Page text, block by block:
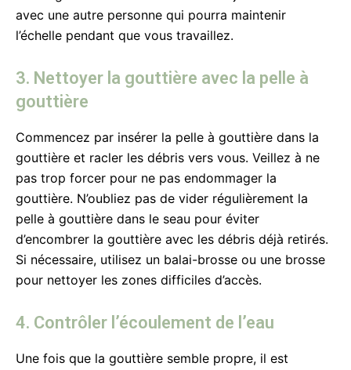
avec une autre personne qui pourra maintenir
l’échelle pendant que vous travaillez.
3. Nettoyer la gouttière avec la pelle à
gouttière
Commencez par insérer la pelle à gouttière dans la
gouttière et racler les débris vers vous. Veillez à ne
pas trop forcer pour ne pas endommager la
gouttière. N’oubliez pas de vider régulièrement la
pelle à gouttière dans le seau pour éviter
d’encombrer la gouttière avec les débris déjà retirés.
Si nécessaire, utilisez un balai-brosse ou une brosse
pour nettoyer les zones difficiles d’accès.
4. Contrôler l’écoulement de l’eau
Une fois que la gouttière semble propre, il est